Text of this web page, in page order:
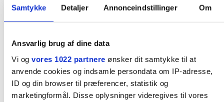
Samtykke Detaljer Annonceindstillinger Om
Ansvarlig brug af dine data
Vi og vores 1022 partnere ønsker dit samtykke til at
anvende cookies og indsamle persondata om IP-adresse,
ID og din browser til præferencer, statistik og
marketingformål. Disse oplysninger videregives til vores
Det skal du bruge til din baby
Amning
Amning af det nyfødte barn
Amning 0-6 måneder
Ammeproblemer
Afslutning af et ammeforløb